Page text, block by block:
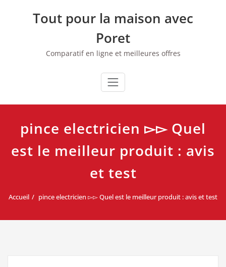
Tout pour la maison avec
Poret
Comparatif en ligne et meilleures offres
pince electricien ▻▻ Quel
est le meilleur produit : avis
et test
Accueil pince electricien ▻▻ Quel est le meilleur produit : avis et test